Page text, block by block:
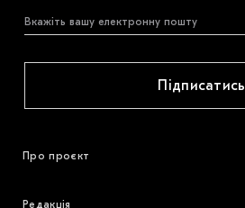
Підписатись
Про проєкт
Редакція